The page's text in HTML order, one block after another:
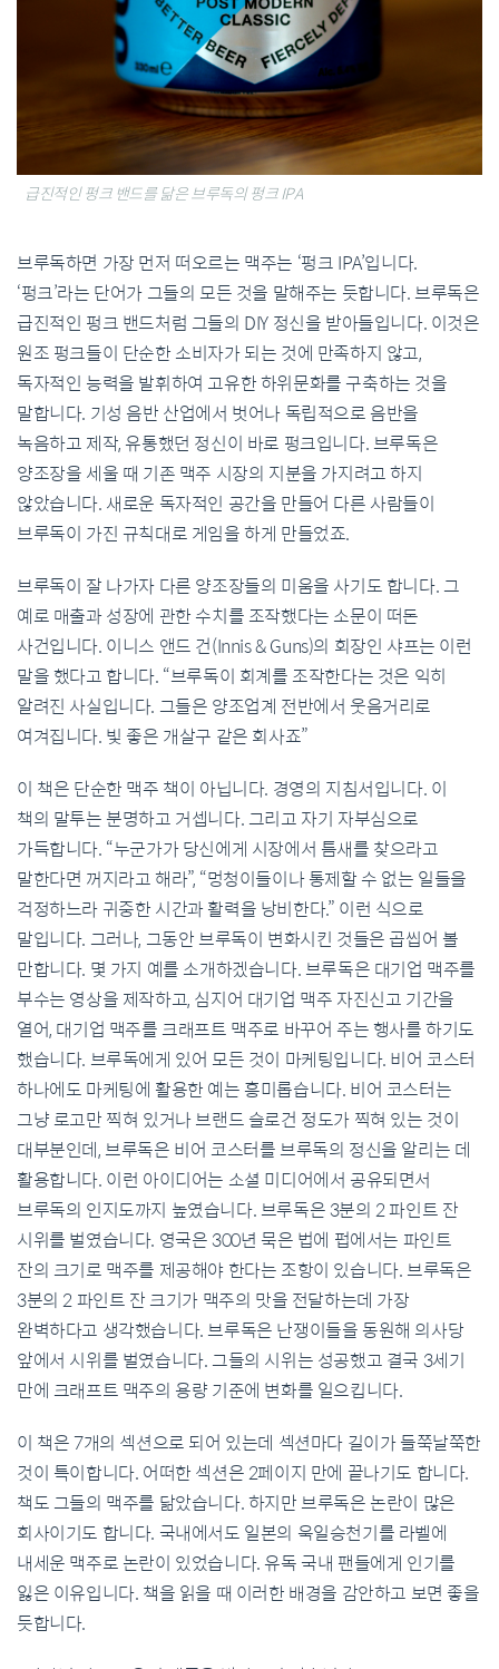
급진적인 펑크 밴드를 닮은 브루독의 펑크 IPA
브루독하면 가장 먼저 떠오르는 맥주는 ‘펑크 IPA’입니다.
‘펑크’라는 단어가 그들의 모든 것을 말해주는 듯합니다. 브루독은
급진적인 펑크 밴드처럼 그들의 DIY 정신을 받아들입니다. 이것은
원조 펑크들이 단순한 소비자가 되는 것에 만족하지 않고,
독자적인 능력을 발휘하여 고유한 하위문화를 구축하는 것을
말합니다. 기성 음반 산업에서 벗어나 독립적으로 음반을
녹음하고 제작, 유통했던 정신이 바로 펑크입니다. 브루독은
양조장을 세울 때 기존 맥주 시장의 지분을 가지려고 하지
않았습니다. 새로운 독자적인 공간을 만들어 다른 사람들이
브루독이 가진 규칙대로 게임을 하게 만들었죠.
브루독이 잘 나가자 다른 양조장들의 미움을 사기도 합니다. 그
예로 매출과 성장에 관한 수치를 조작했다는 소문이 떠돈
사건입니다. 이니스 앤드 건(Innis & Guns)의 회장인 샤프는 이런
말을 했다고 합니다. “브루독이 회계를 조작한다는 것은 익히
알려진 사실입니다. 그들은 양조업계 전반에서 웃음거리로
여겨집니다. 빛 좋은 개살구 같은 회사죠”
이 책은 단순한 맥주 책이 아닙니다. 경영의 지침서입니다. 이
책의 말투는 분명하고 거셉니다. 그리고 자기 자부심으로
가득합니다. “누군가가 당신에게 시장에서 틈새를 찾으라고
말한다면 꺼지라고 해라”, “멍청이들이나 통제할 수 없는 일들을
걱정하느라 귀중한 시간과 활력을 낭비한다.” 이런 식으로
말입니다. 그러나, 그동안 브루독이 변화시킨 것들은 곱씹어 볼
만합니다. 몇 가지 예를 소개하겠습니다. 브루독은 대기업 맥주를
부수는 영상을 제작하고, 심지어 대기업 맥주 자진신고 기간을
열어, 대기업 맥주를 크래프트 맥주로 바꾸어 주는 행사를 하기도
했습니다. 브루독에게 있어 모든 것이 마케팅입니다. 비어 코스터
하나에도 마케팅에 활용한 예는 흥미롭습니다. 비어 코스터는
그냥 로고만 찍혀 있거나 브랜드 슬로건 정도가 찍혀 있는 것이
대부분인데, 브루독은 비어 코스터를 브루독의 정신을 알리는 데
활용합니다. 이런 아이디어는 소셜 미디어에서 공유되면서
브루독의 인지도까지 높였습니다. 브루독은 3분의 2 파인트 잔
시위를 벌였습니다. 영국은 300년 묵은 법에 펍에서는 파인트
잔의 크기로 맥주를 제공해야 한다는 조항이 있습니다. 브루독은
3분의 2 파인트 잔 크기가 맥주의 맛을 전달하는데 가장
완벽하다고 생각했습니다. 브루독은 난쟁이들을 동원해 의사당
앞에서 시위를 벌였습니다. 그들의 시위는 성공했고 결국 3세기
만에 크래프트 맥주의 용량 기준에 변화를 일으킵니다.
이 책은 7개의 섹션으로 되어 있는데 섹션마다 길이가 들쭉날쭉한
것이 특이합니다. 어떠한 섹션은 2페이지 만에 끝나기도 합니다.
책도 그들의 맥주를 닮았습니다. 하지만 브루독은 논란이 많은
회사이기도 합니다. 국내에서도 일본의 욱일승천기를 라벨에
내세운 맥주로 논란이 있었습니다. 유독 국내 팬들에게 인기를
잃은 이유입니다. 책을 읽을 때 이러한 배경을 감안하고 보면 좋을
듯합니다.